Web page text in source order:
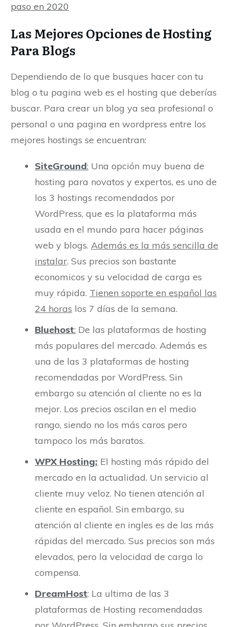
paso en 2020
Las Mejores Opciones de Hosting
Para Blogs
Dependiendo de lo que busques hacer con tu
blog o tu pagina web es el hosting que deberías
buscar. Para crear un blog ya sea profesional o
personal o una pagina en wordpress entre los
mejores hostings se encuentran:
SiteGround: Una opción muy buena de
hosting para novatos y expertos, es uno de
los 3 hostings recomendados por
WordPress, que es la plataforma más
usada en el mundo para hacer páginas
web y blogs. Además es la más sencilla de
instalar. Sus precios son bastante
economicos y su velocidad de carga es
muy rápida. Tienen soporte en español las
24 horas los 7 días de la semana.
Bluehost: De las plataformas de hosting
más populares del mercado. Además es
una de las 3 plataformas de hosting
recomendadas por WordPress. Sin
embargo su atención al cliente no es la
mejor. Los precios oscilan en el medio
rango, siendo no los más caros pero
tampoco los más baratos.
WPX Hosting: El hosting más rápido del
mercado en la actualidad. Un servicio al
cliente muy veloz. No tienen atención al
cliente en español. Sin embargo, su
atención al cliente en ingles es de las más
rápidas del mercado. Sus precios son más
elevados, pero la velocidad de carga lo
compensa.
DreamHost: La ultima de las 3
plataformas de Hosting recomendadas